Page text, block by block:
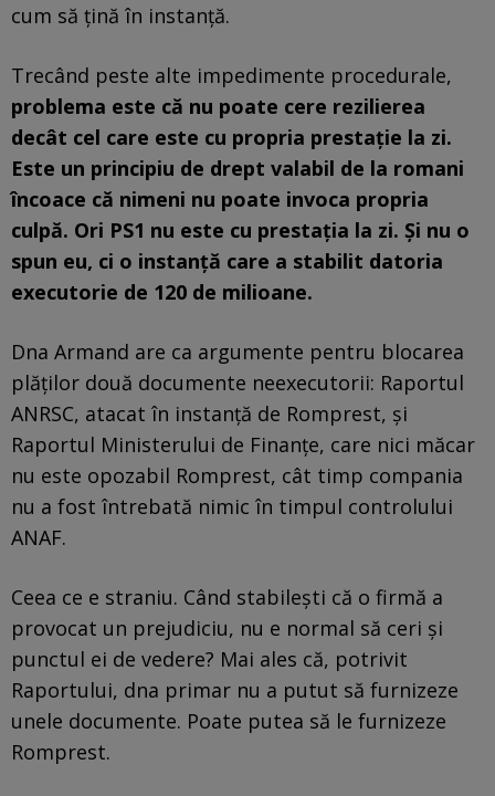
cum să țină în instanță.
Trecând peste alte impedimente procedurale,
problema este că nu poate cere rezilierea
decât cel care este cu propria prestație la zi.
Este un principiu de drept valabil de la romani
încoace că nimeni nu poate invoca propria
culpă. Ori PS1 nu este cu prestația la zi. Și nu o
spun eu, ci o instanță care a stabilit datoria
executorie de 120 de milioane.
Dna Armand are ca argumente pentru blocarea
plăților două documente neexecutorii: Raportul
ANRSC, atacat în instanță de Romprest, și
Raportul Ministerului de Finanțe, care nici măcar
nu este opozabil Romprest, cât timp compania
nu a fost întrebată nimic în timpul controlului
ANAF.
Ceea ce e straniu. Când stabilești că o firmă a
provocat un prejudiciu, nu e normal să ceri și
punctul ei de vedere? Mai ales că, potrivit
Raportului, dna primar nu a putut să furnizeze
unele documente. Poate putea să le furnizeze
Romprest.